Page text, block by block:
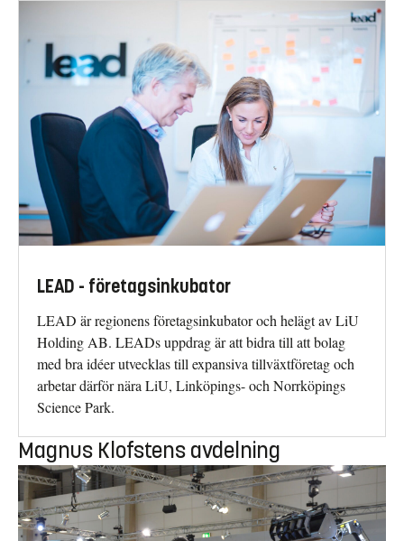
LEAD - företagsinkubator
LEAD är regionens företagsinkubator och helägt av LiU
Holding AB. LEADs uppdrag är att bidra till att bolag
med bra idéer utvecklas till expansiva tillväxtföretag och
arbetar därför nära LiU, Linköpings- och Norrköpings
Science Park.
Magnus Klofstens avdelning